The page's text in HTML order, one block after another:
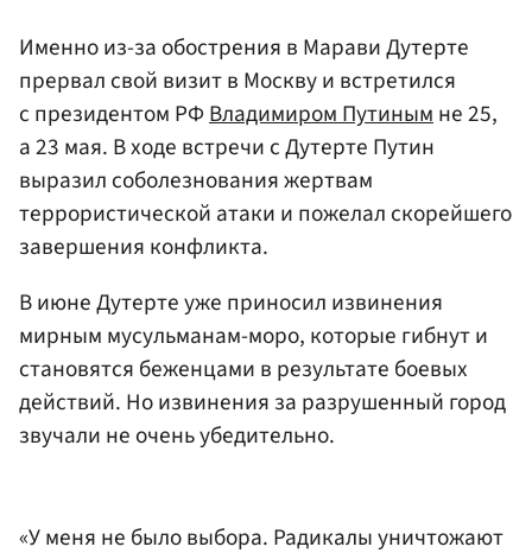
Именно из-за обострения в Марави Дутерте
прервал свой визит в Москву и встретился
с президентом РФВладимиром Путинымне 25,
а 23 мая. В ходе встречи с Дутерте Путин
выразил соболезнования жертвам
террористической атаки и пожелал скорейшего
завершения конфликта.
В июне Дутерте уже приносил извинения
мирным мусульманам-моро, которые гибнут и
становятся беженцами в результате боевых
действий. Но извинения за разрушенный город
звучали не очень убедительно.
«У меня не было выбора. Радикалы уничтожают